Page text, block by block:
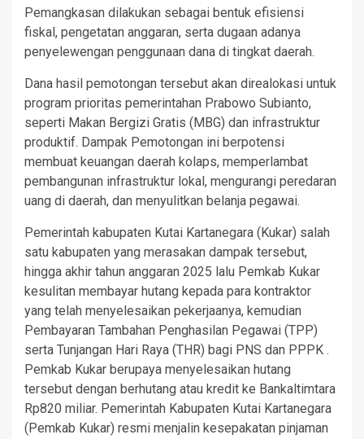
Pemangkasan dilakukan sebagai bentuk efisiensi
fiskal, pengetatan anggaran, serta dugaan adanya
penyelewengan penggunaan dana di tingkat daerah.
Dana hasil pemotongan tersebut akan direalokasi untuk
program prioritas pemerintahan Prabowo Subianto,
seperti Makan Bergizi Gratis (MBG) dan infrastruktur
produktif. Dampak Pemotongan ini berpotensi
membuat keuangan daerah kolaps, memperlambat
pembangunan infrastruktur lokal, mengurangi peredaran
uang di daerah, dan menyulitkan belanja pegawai.
Pemerintah kabupaten Kutai Kartanegara (Kukar) salah
satu kabupaten yang merasakan dampak tersebut,
hingga akhir tahun anggaran 2025 lalu Pemkab Kukar
kesulitan membayar hutang kepada para kontraktor
yang telah menyelesaikan pekerjaanya, kemudian
Pembayaran Tambahan Penghasilan Pegawai (TPP)
serta Tunjangan Hari Raya (THR) bagi PNS dan PPPK .
Pemkab Kukar berupaya menyelesaikan hutang
tersebut dengan berhutang atau kredit ke Bankaltimtara
Rp820 miliar. Pemerintah Kabupaten Kutai Kartanegara
(Pemkab Kukar) resmi menjalin kesepakatan pinjaman